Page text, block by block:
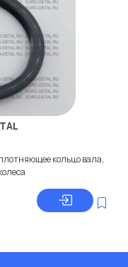
кольцо вала,